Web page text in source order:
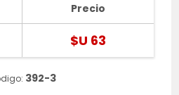
Precio
$U 63
392-3